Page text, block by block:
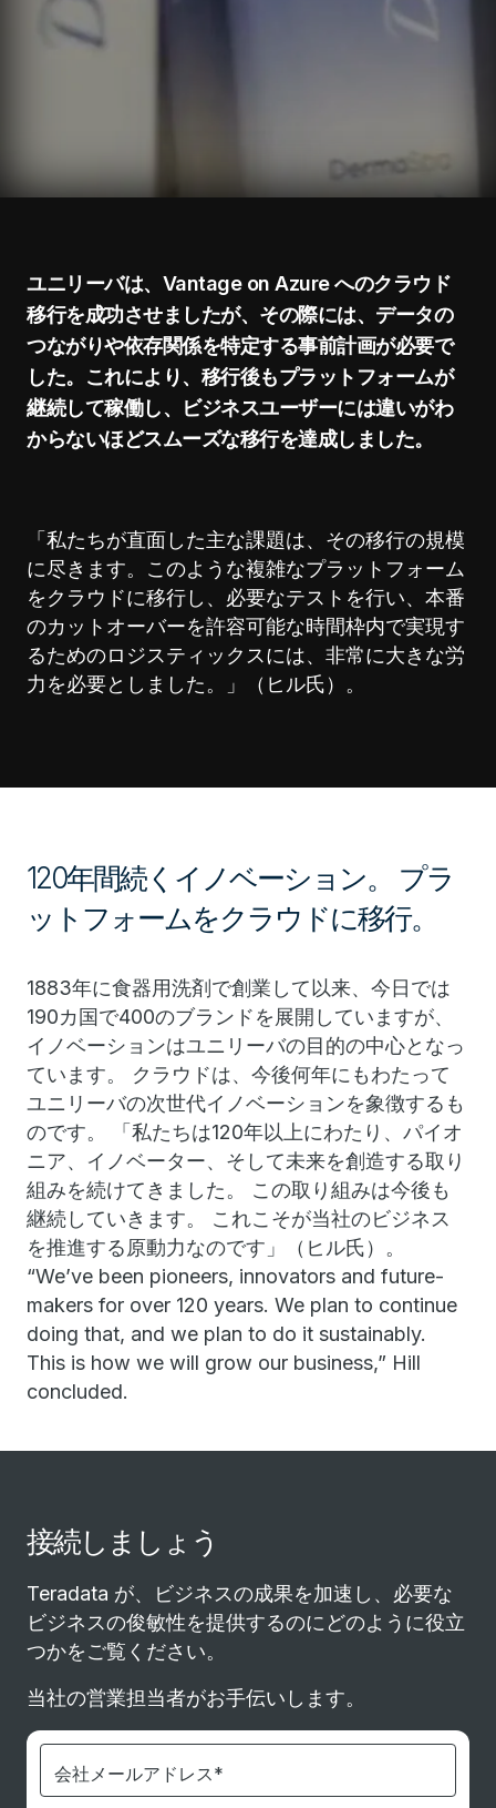
ユニリーバは、Vantage on Azure へのクラウド
移行を成功させましたが、その際には、データの
つながりや依存関係を特定する事前計画が必要で
した。これにより、移行後もプラットフォームが
継続して稼働し、ビジネスユーザーには違いがわ
からないほどスムーズな移行を達成しました。
「私たちが直面した主な課題は、その移行の規模
に尽きます。このような複雑なプラットフォーム
をクラウドに移行し、必要なテストを行い、本番
のカットオーバーを許容可能な時間枠内で実現す
るためのロジスティックスには、非常に大きな労
力を必要としました。」（ヒル氏）。
120年間続くイノベーション。 プラ
ットフォームをクラウドに移行。
1883年に食器用洗剤で創業して以来、今日では
190カ国で400のブランドを展開していますが、
イノベーションはユニリーバの目的の中心となっ
ています。 クラウドは、今後何年にもわたって
ユニリーバの次世代イノベーションを象徴するも
のです。 「私たちは120年以上にわたり、パイオ
ニア、イノベーター、そして未来を創造する取り
組みを続けてきました。 この取り組みは今後も
継続していきます。 これこそが当社のビジネス
を推進する原動力なのです」（ヒル氏）。
“We’ve been pioneers, innovators and future-
makers for over 120 years. We plan to continue
doing that, and we plan to do it sustainably.
This is how we will grow our business,” Hill
concluded.
接続しましょう
Teradata が、ビジネスの成果を加速し、必要な
ビジネスの俊敏性を提供するのにどのように役立
つかをご覧ください。
当社の営業担当者がお手伝いします。
会社メールアドレス*